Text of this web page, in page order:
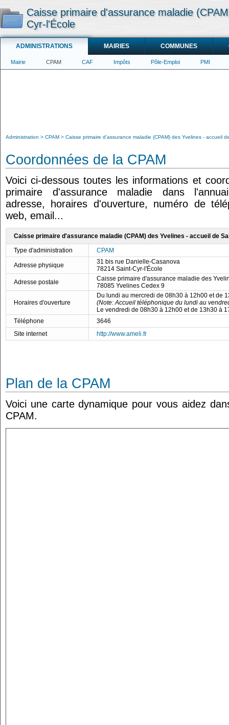
Caisse primaire d'assurance maladie
Cyr-l'École
ADMINISTRATIONS MAIRIES COMMUNES
Mairie CPAM CAF Impôts Pôle-Emploi PMI
Administration CPAM Caisse primaire d'assurance maladie (CPAM) des Yvelines - accueil
Coordonnées de la CPAM
Voici ci-dessous toutes les informations et
primaire d'assurance maladie dans
adresse, horaires d'ouverture, numéro de
web, email...
Caisse primaire d'assurance maladie (CPAM) des Yvelines - accueil de
Type d'administration
CPAM
Adresse physique
31 bis rue Danielle-Casanova
78214 Saint-Cyr-l'École
Adresse postale
Caisse primaire d'assurance maladie des
78085 Yvelines Cedex 9
Horaires d'ouverture
Du lundi au mercredi de 08h30 à 12h00 et de
(Note: Accueil téléphonique du lundi au
Le vendredi de 08h30 à 12h00 et de 13h30 à
Téléphone
3646
Site internet
http://www.ameli.fr
Plan de la CPAM
Voici une carte dynamique pour vous aidez
CPAM.